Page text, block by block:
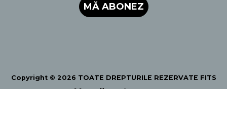
MĂ ABONEZ
Copyright © 2026 TOATE DREPTURILE REZERVATE FITS
Urmărește-ne